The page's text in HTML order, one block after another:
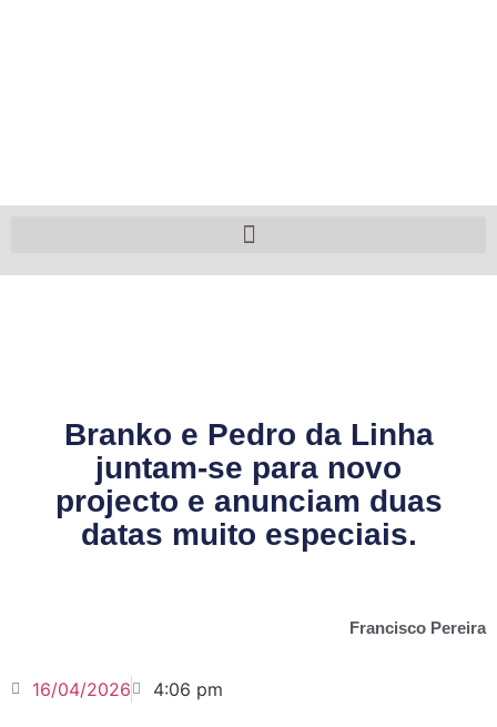
Branko e Pedro da Linha
juntam-se para novo
projecto e anunciam duas
datas muito especiais.
Francisco Pereira
16/04/2026 4:06 pm